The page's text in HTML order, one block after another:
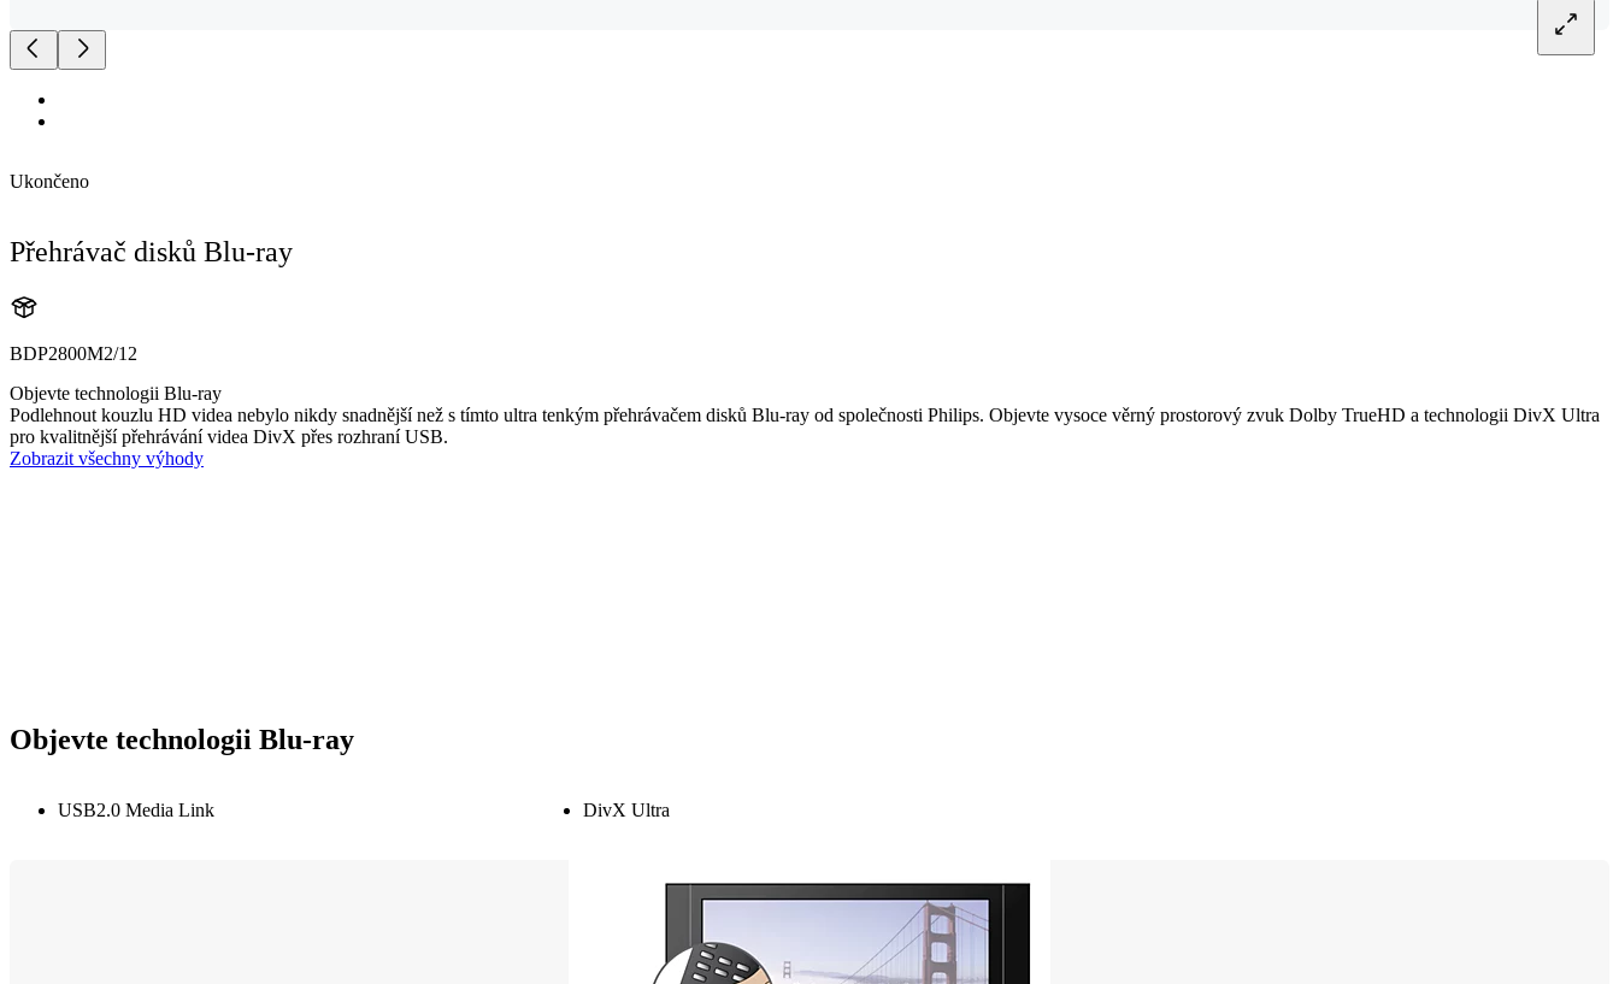
Ukončeno
Přehrávač disků Blu-ray
BDP2800M2/12
Objevte technologii Blu-ray
Podlehnout kouzlu HD videa nebylo nikdy snadnější než s tímto ultra tenkým přehrávačem disků Blu-ray od společnosti Philips. Objevte vysoce věrný prostorový zvuk Dolby TrueHD a technologii DivX Ultra
pro kvalitnější přehrávání videa DivX přes rozhraní USB.
Zobrazit všechny výhody
Objevte technologii Blu-ray
USB2.0 Media Link DivX Ultra